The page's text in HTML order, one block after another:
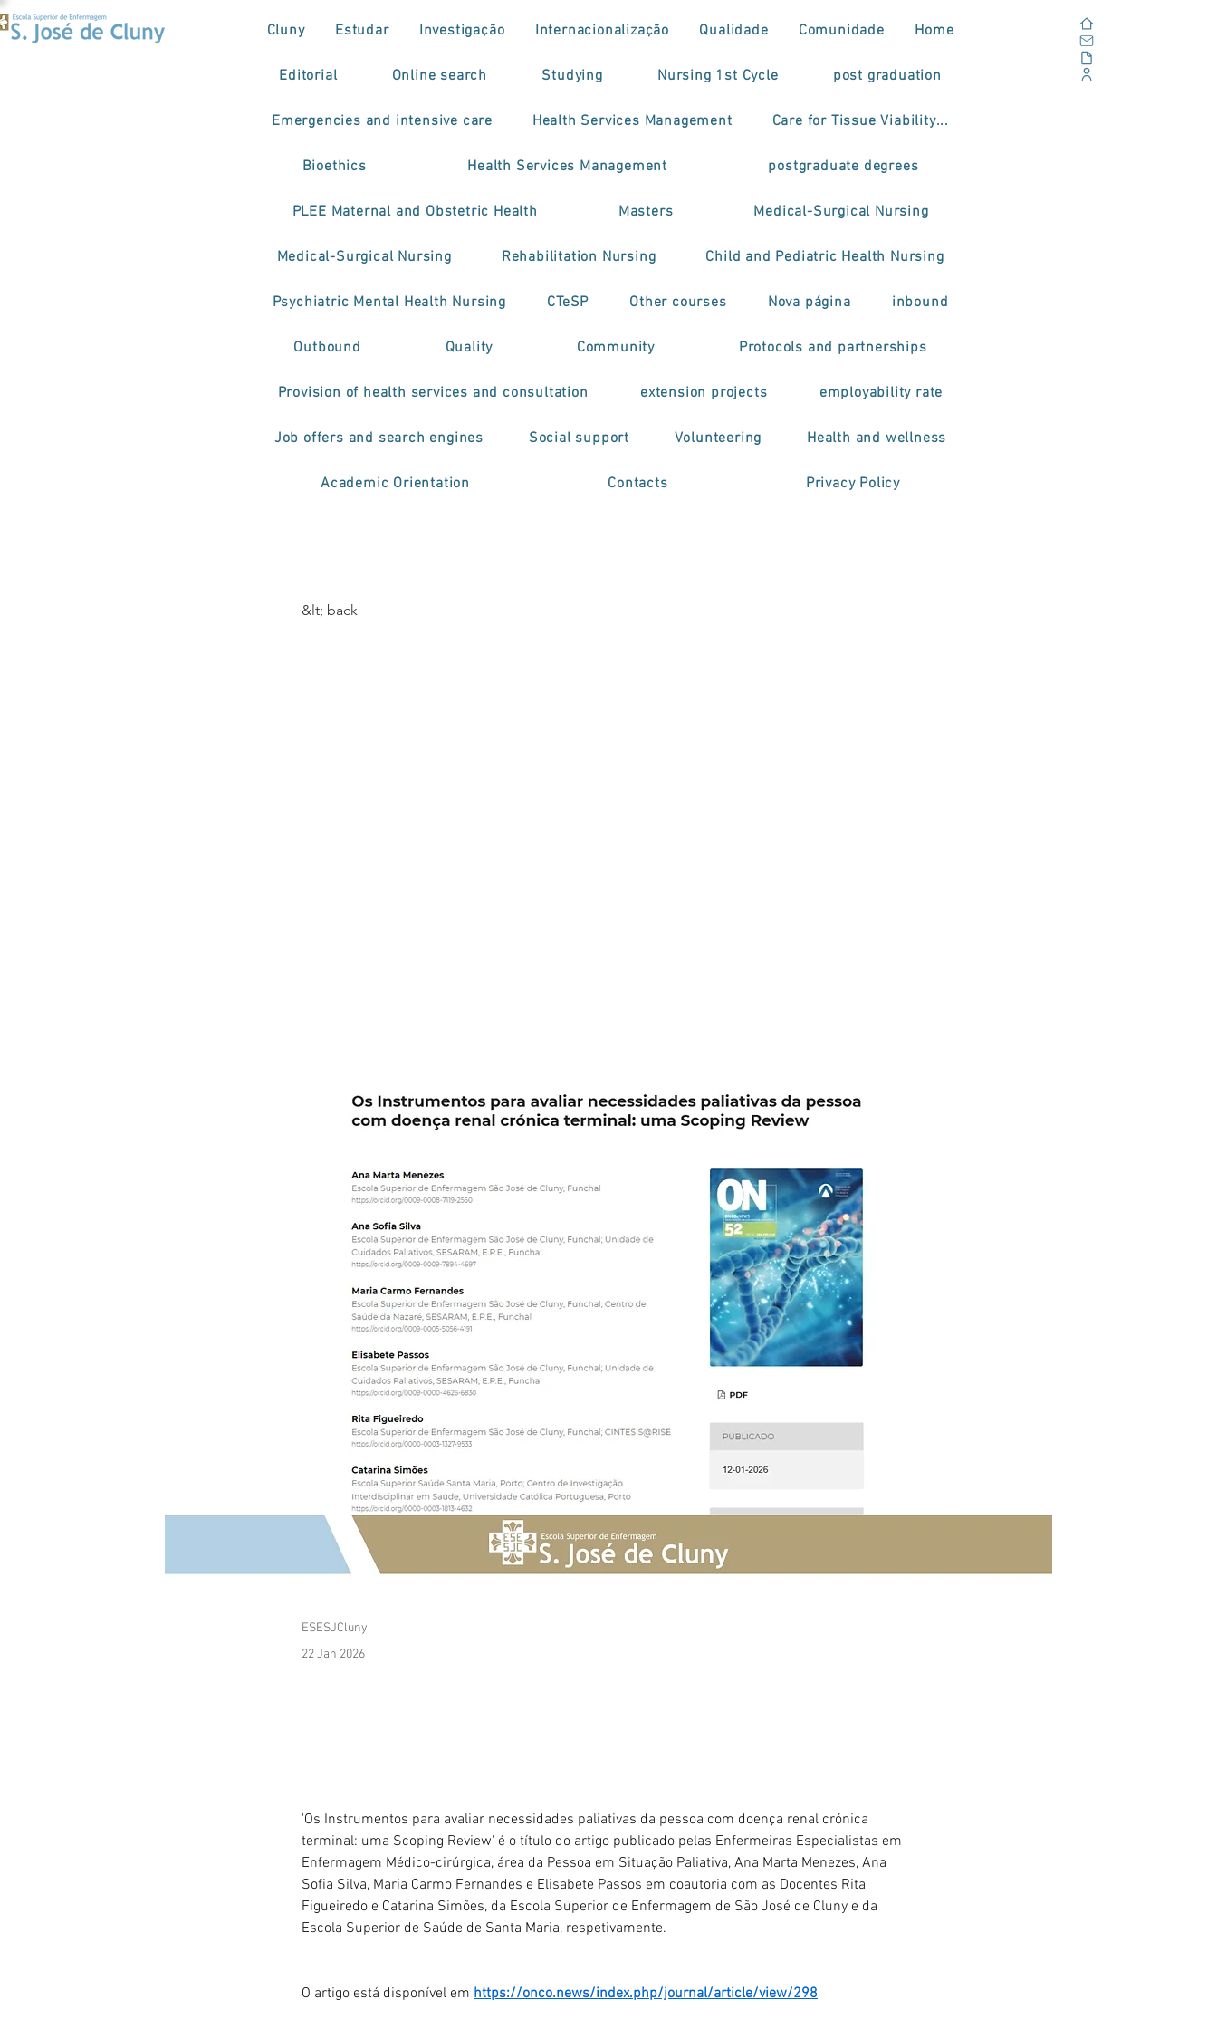
Cluny Estudar Investigação Internacionalização Qualidade Comunidade Home
Editorial Online search Studying Nursing 1st Cycle post graduation
Emergencies and intensive care Health Services Management Care for Tissue Viability...
Bioethics Health Services Management postgraduate degrees
PLEE Maternal and Obstetric Health Masters Medical-Surgical Nursing
Medical-Surgical Nursing Rehabilitation Nursing Child and Pediatric Health Nursing
Psychiatric Mental Health Nursing CTeSP Other courses Nova página inbound
Outbound Quality Community Protocols and partnerships
Provision of health services and consultation extension projects employability rate
Job offers and search engines Social support Volunteering Health and wellness
Academic Orientation Contacts Privacy Policy
&lt; back
ESESJCluny
22 Jan 2026
'Os Instrumentos para avaliar necessidades paliativas da pessoa com doença renal crónica
terminal: uma Scoping Review' é o título do artigo publicado pelas Enfermeiras Especialistas em
Enfermagem Médico-cirúrgica, área da Pessoa em Situação Paliativa, Ana Marta Menezes, Ana
Sofia Silva, Maria Carmo Fernandes e Elisabete Passos em coautoria com as Docentes Rita
Figueiredo e Catarina Simões, da Escola Superior de Enfermagem de São José de Cluny e da
Escola Superior de Saúde de Santa Maria, respetivamente.
O artigo está disponível em https://onco.news/index.php/journal/article/view/298